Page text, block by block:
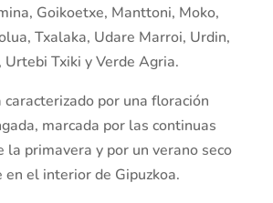
Goikoetxe, Manttoni, Moko,
Txalaka, Udare Marroi, Urdin,
Txiki y Verde Agria.
caracterizado por una floración
marcada por las continuas
la primavera y por un verano seco
el interior de Gipuzkoa.